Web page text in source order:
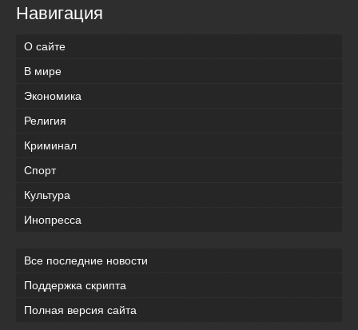
Навигация
О сайте
В мире
Экономика
Религия
Криминал
Спорт
Культура
Инопресса
Все последние новости
Поддержка скрипта
Полная версия сайта